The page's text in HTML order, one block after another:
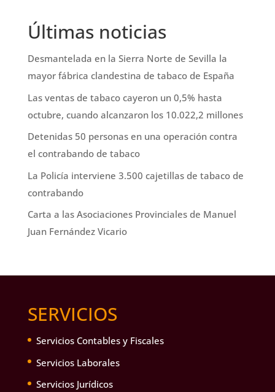
Últimas noticias
Desmantelada en la Sierra Norte de Sevilla la
mayor fábrica clandestina de tabaco de España
Las ventas de tabaco cayeron un 0,5% hasta
octubre, cuando alcanzaron los 10.022,2 millones
Detenidas 50 personas en una operación contra
el contrabando de tabaco
La Policía interviene 3.500 cajetillas de tabaco de
contrabando
Carta a las Asociaciones Provinciales de Manuel
Juan Fernández Vicario
SERVICIOS
Servicios Contables y Fiscales
Servicios Laborales
Servicios Jurídicos